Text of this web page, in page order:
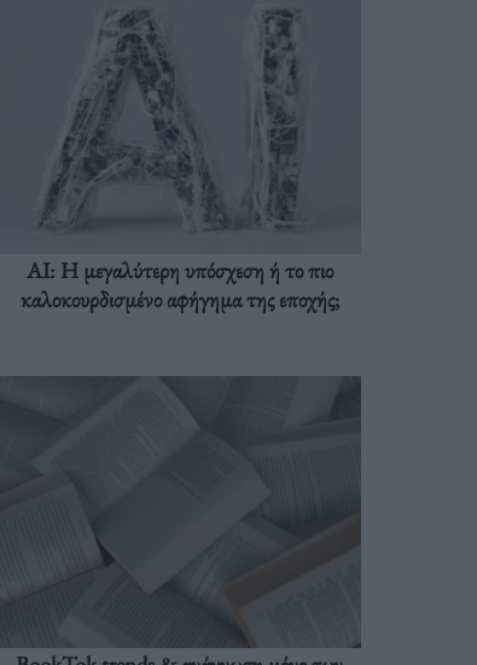
AI: Η μεγαλύτερη υπόσχεση ή το πιο
καλοκουρδισμένο αφήγημα της εποχής;